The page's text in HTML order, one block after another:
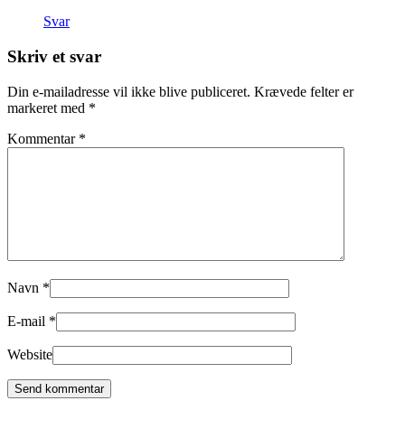
Svar
Skriv et svar
Din e-mailadresse vil ikke blive publiceret. Krævede felter er
markeret med *
Kommentar *
Navn *
E-mail *
Website